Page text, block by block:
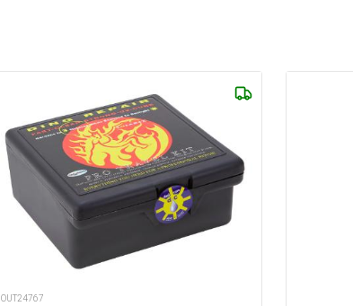
OUT24767